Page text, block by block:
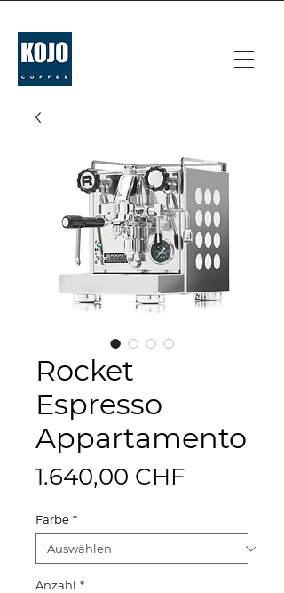
Rocket
Espresso
Appartamento
1.640,00 CHFPreis
Farbe *
Anzahl *